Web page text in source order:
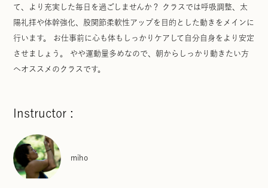
て、より充実した毎日を過ごしませんか？ クラスでは呼吸調整、太
陽礼拝や体幹強化、股関節柔軟性アップを目的とした動きをメインに
行います。 お仕事前に心も体もしっかりケアして自分自身をより安定
させましょう。 やや運動量多めなので、朝からしっかり動きたい方
へオススメのクラスです。
Instructor :
miho